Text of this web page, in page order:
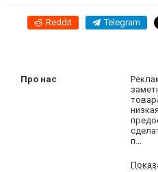
Reddit Telegram
Про нас
п...